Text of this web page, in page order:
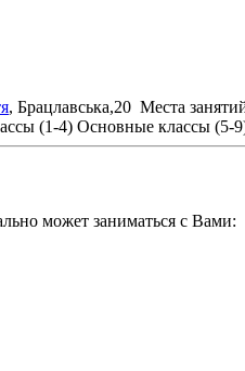
, Брацлавська,20 Места
(1-4) Основные классы (5-
может заниматься с Вами: